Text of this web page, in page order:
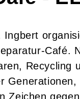
Ingbert
Café.
Recycling
Zeichen